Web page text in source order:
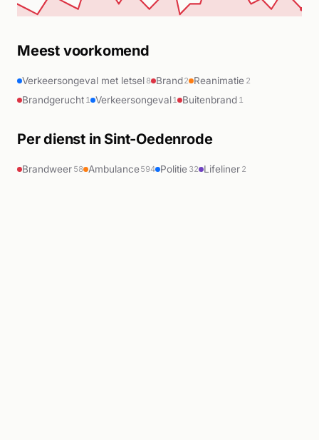
Meest voorkomend
Verkeersongeval met letsel 8 Brand2 Reanimatie 2
Brandgerucht 1 Verkeersongeval1 Buitenbrand 1
Per dienst in Sint-Oedenrode
Brandweer 58 Ambulance594 Politie 32 Lifeliner 2